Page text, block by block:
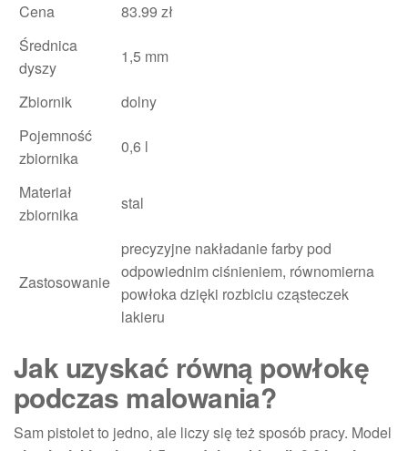
Cena
83.99 zł
Średnica
dyszy
1,5 mm
Zbiornik
dolny
Pojemność
zbiornika
0,6 l
Materiał
zbiornika
stal
Zastosowanie
precyzyjne nakładanie farby pod
odpowiednim ciśnieniem, równomierna
powłoka dzięki rozbiciu cząsteczek
lakieru
Jak uzyskać równą powłokę
podczas malowania?
Sam pistolet to jedno, ale liczy się też sposób pracy. Model